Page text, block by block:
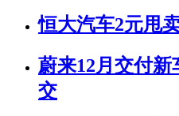
恒大汽车2元甩
蔚来12月交付新
交